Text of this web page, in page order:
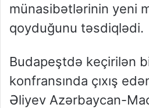
münasibətlərinin yeni
qoyduğunu təsdiqlədi.
Budapeştdə keçirilən
konfransında çıxış
Əliyev Azərbaycan-